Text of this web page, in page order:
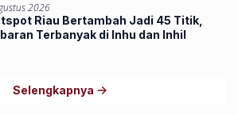
2026
Riau Bertambah Jadi 45 Titik,
Terbanyak di Inhu dan Inhil
Selengkapnya